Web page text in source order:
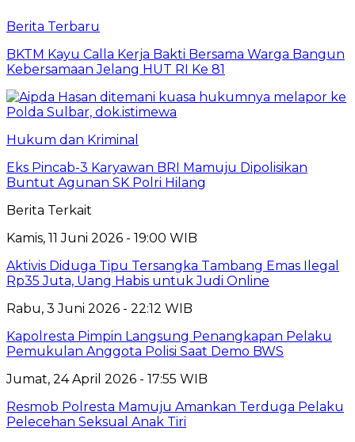
Berita Terbaru
BKTM Kayu Calla Kerja Bakti Bersama Warga Bangun
Kebersamaan Jelang HUT RI Ke 81
Hukum dan Kriminal
Eks Pincab-3 Karyawan BRI Mamuju Dipolisikan
Buntut Agunan SK Polri Hilang
Berita Terkait
Kamis, 11 Juni 2026 - 19:00 WIB
Aktivis Diduga Tipu Tersangka Tambang Emas Ilegal
Rp35 Juta, Uang Habis untuk Judi Online
Rabu, 3 Juni 2026 - 22:12 WIB
Kapolresta Pimpin Langsung Penangkapan Pelaku
Pemukulan Anggota Polisi Saat Demo BWS
Jumat, 24 April 2026 - 17:55 WIB
Resmob Polresta Mamuju Amankan Terduga Pelaku
Pelecehan Seksual Anak Tiri